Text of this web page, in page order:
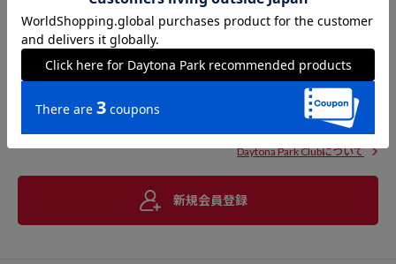
Daytona Park Clubについて
新規会員登録